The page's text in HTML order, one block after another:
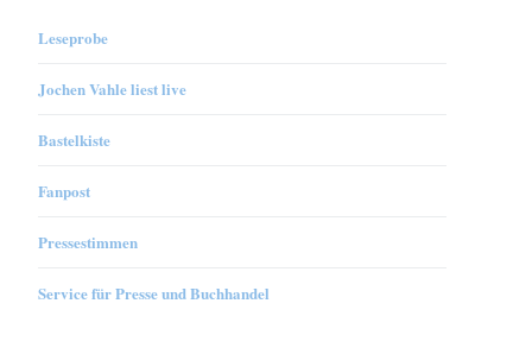
Leseprobe
Jochen Vahle liest live
Bastelkiste
Fanpost
Pressestimmen
Service für Presse und Buchhandel